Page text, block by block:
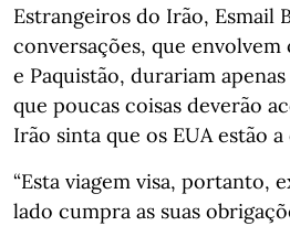
Estrangeiros do Irão, Esmail
conversações, que
e Paquistão, durariam
que poucas coisas deverão
Irão sinta que os EUA estão
“Esta viagem visa, portanto,
lado cumpra as suas